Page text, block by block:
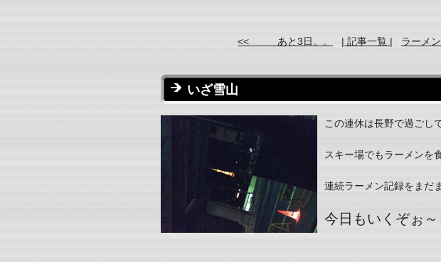
<< あと3日。。 | 記事一覧 | ラーメ
いざ雪山
この連休は長野で過ごし
スキー場でもラーメンを
連続ラーメン記録をまだ
今日もいくぞぉ～